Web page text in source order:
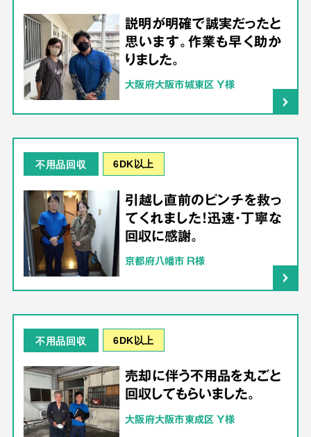
説明が明確で誠実だったと
思います。作業も早く助か
りました。
大阪府大阪市城東区 Y様
不用品回収 6DK以上
引越し直前のピンチを救っ
てくれました！迅速・丁寧な
回収に感謝。
京都府八幡市 R様
不用品回収 6DK以上
売却に伴う不用品を丸ごと
回収してもらいました。
大阪府大阪市東成区 Y様